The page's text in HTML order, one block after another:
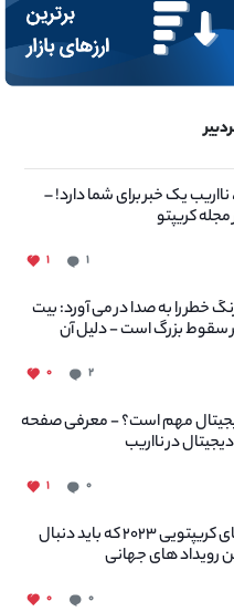
نااریب یک خبر برای شما دارد! –
کریپتو
۱ ۱
خطر را به صدا در می آورد: بیت
بزرگ است - دلیل آن
۲ ۰
مهم است؟ - معرفی صفحه
در نااریب
۰ ۱
مهم ترین رویداد های کریپتویی ۲۰۲۳ که باید دنبال
رویداد های جهانی
۰ ۰